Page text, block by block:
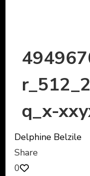
q_x-
Delphine Belzile
Share
0